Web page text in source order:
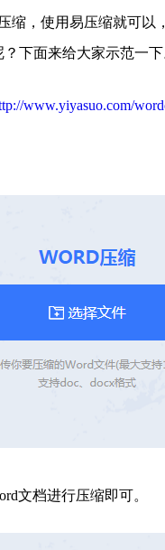
缩，使用易压缩就可以
下面来给大家示范一下
www.yiyasuo.com/
文档进行压缩即可。